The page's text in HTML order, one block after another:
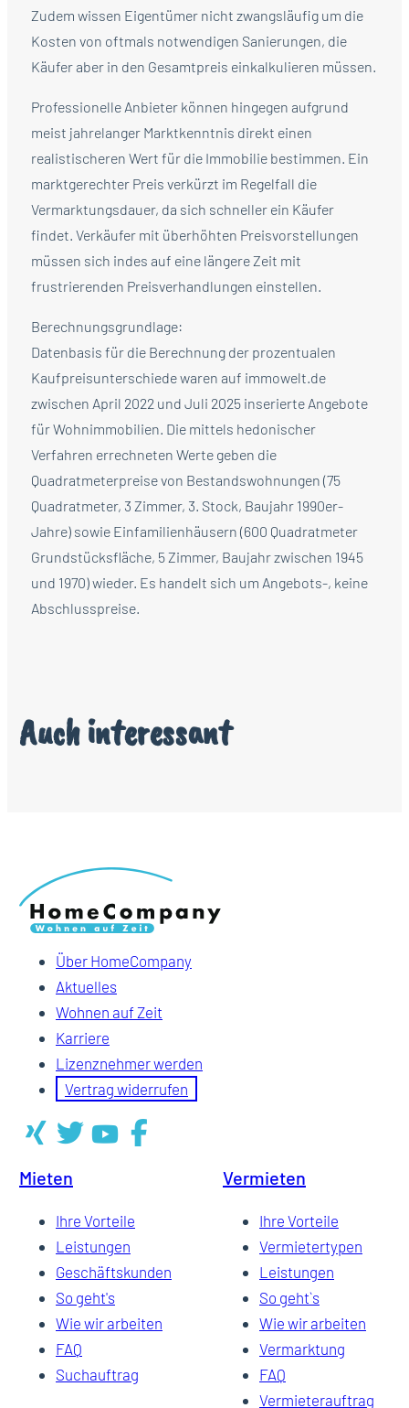
Zudem wissen Eigentümer nicht zwangsläufig um die
Kosten von oftmals notwendigen Sanierungen, die
Käufer aber in den Gesamtpreis einkalkulieren müssen.
Professionelle Anbieter können hingegen aufgrund
meist jahrelanger Marktkenntnis direkt einen
realistischeren Wert für die Immobilie bestimmen. Ein
marktgerechter Preis verkürzt im Regelfall die
Vermarktungsdauer, da sich schneller ein Käufer
findet. Verkäufer mit überhöhten Preisvorstellungen
müssen sich indes auf eine längere Zeit mit
frustrierenden Preisverhandlungen einstellen.
Berechnungsgrundlage:
Datenbasis für die Berechnung der prozentualen
Kaufpreisunterschiede waren auf immowelt.de
zwischen April 2022 und Juli 2025 inserierte Angebote
für Wohnimmobilien. Die mittels hedonischer
Verfahren errechneten Werte geben die
Quadratmeterpreise von Bestandswohnungen (75
Quadratmeter, 3 Zimmer, 3. Stock, Baujahr 1990er-
Jahre) sowie Einfamilienhäusern (600 Quadratmeter
Grundstücksfläche, 5 Zimmer, Baujahr zwischen 1945
und 1970) wieder. Es handelt sich um Angebots-, keine
Abschlusspreise.
Auch interessant
Über HomeCompany
Aktuelles
Wohnen auf Zeit
Karriere
Lizenznehmer werden
Vertrag widerrufen
Mieten
Ihre Vorteile
Leistungen
Geschäftskunden
So geht's
Wie wir arbeiten
FAQ
Suchauftrag
Vermieten
Ihre Vorteile
Vermietertypen
Leistungen
So geht`s
Wie wir arbeiten
Vermarktung
FAQ
Vermieterauftrag